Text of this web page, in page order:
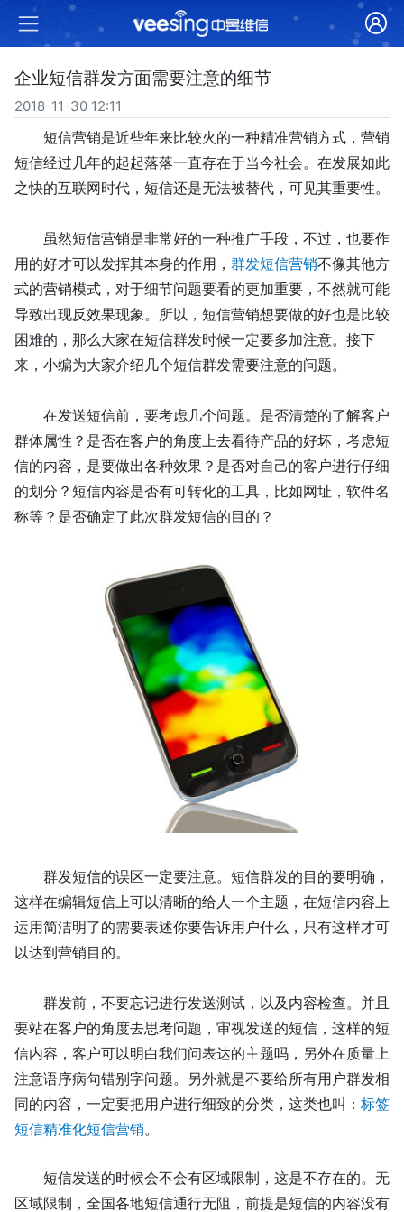
企业短信群发方面需要注意的细节
2018-11-30 12:11
短信营销是近些年来比较火的一种精准营销方式，营销
短信经过几年的起起落落一直存在于当今社会。 在发展如此
之快的互联网时代，短信还是无法被替代，可见其重要性。
虽然短信营销是非常好的一种推广手段，不过，也要作
用的好才可以发挥其本身的作用， 群发短信营销不像其他方
式的营销模式 ，对于细节问题要看的更加重要， 不然就可能
导致出现反效果现象。
所以，短信营销想要做的好也是比较
困难的，那么大家在短信群发时候一定要多加注意。接下
来，小编为大家介绍几个短信群发需要注意的问题。
在发送短信前，要考虑几个问题。是否清楚的了解客户
群体属性？ 是否在客户的角度上去看待产品的好坏，考虑短
信的内容，是要做出各种效果？是否对自己的客户进行仔细
的划分 ？ 短信内容是否有可转化的工具，比如网址，软件名
称等 ？ 是否确定了此次群发短信的目的？
群发短信的误区一定要注意。短信群发的目的要明确，
这样在编辑短信上可以清晰的给人一个主题，在短信内容上
运用简洁明了的需要表述你要告诉用户什么，只有这样才可
以达到营销目的。
群发前，不要忘记进行发送测试，以及内容检查。并且
要站在客户的角度去思考问题，审视发送的短信，这样的短
信内容，客户可以明白我们问表达的主题吗，另外在质量上
注意语序病句错别字问题。另外就是不要给所有用户群发相
同的内容，一定要把用户进行细致的分类 ， 这类也叫： 标签
短信精准化短信营销。
短信发送的时候会不会有区域限制，这是不存在的。无
区域限制，全国各地短信通行无阻， 前提是短信的内容没有